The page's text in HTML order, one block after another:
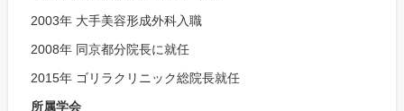
2003年 大手美容形成外科入職
2008年 同京都分院長に就任
2015年 ゴリラクリニック総院長就任
所属学会